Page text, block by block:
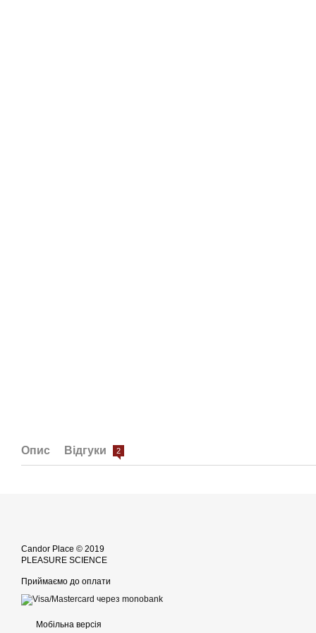
Опис Відгуки 2
Candor Place © 2019
PLEASURE SCIENCE
Приймаємо до оплати
Мобільна версія